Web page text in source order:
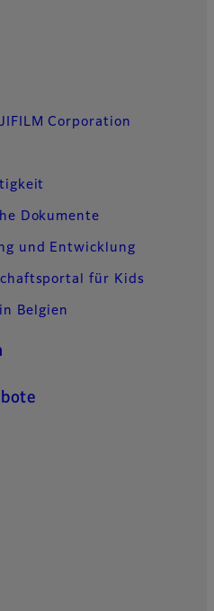
Corporation
Dokumente
und Entwicklung
für Kids
Belgien